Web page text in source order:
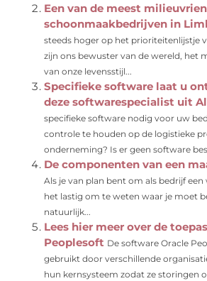
Een van de meest
schoonmaakbedrijven in
steeds hoger op het prioriteitenlijstje
zijn ons bewuster van de wereld, het
van onze levensstijl...
Specifieke software laat u
deze softwarespecialist uit
specifieke software nodig voor uw
controle te houden op de logistieke
onderneming? Is er geen software
De componenten van een
Als je van plan bent om als bedrijf
het lastig om te weten waar je moet
natuurlijk...
Lees hier meer over de
Peoplesoft De software Oracle
gebruikt door verschillende
hun kernsysteem zodat ze storingen